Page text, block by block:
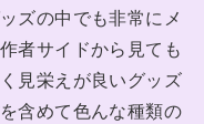
ズの中でも非常にメ
者サイドから見ても
見栄えが良いグッズ
含めて色んな種類の